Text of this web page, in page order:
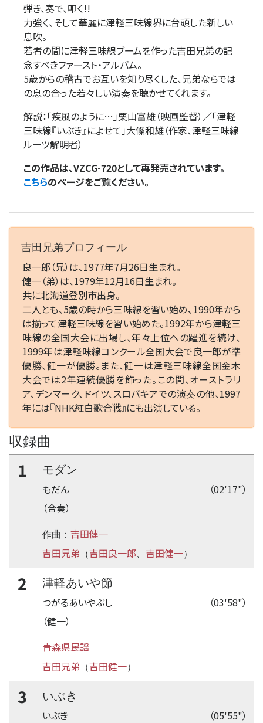
弾き、奏で、叩く!!
力強く、そして華麗に津軽三味線界に台頭した新しい
息吹。
若者の間に津軽三味線ブームを作った吉田兄弟の記
念すべきファースト・アルバム。
5歳からの稽古でお互いを知り尽くした、兄弟ならでは
の息の合った若々しい演奏を聴かせてくれます。
解説：「疾風のように…」栗山富雄（映画監督）／「津軽
三味線『いぶき』によせて」大條和雄（作家、津軽三味線
ルーツ解明者）
この作品は、VZCG-720として再発売されています。
こちらのページをご覧ください。
吉田兄弟プロフィール
良一郎（兄）は、1977年7月26日生まれ。
健一（弟）は、1979年12月16日生まれ。
共に北海道登別市出身。
二人とも、5歳の時から三味線を習い始め、1990年から
は揃って津軽三味線を習い始めた。1992年から津軽三
味線の全国大会に出場し、年々上位への躍進を続け、
1999年は津軽味線コンクール全国大会で良一郎が準
優勝、健一が優勝。また、健一は津軽三味線全国金木
大会では2年連続優勝を飾った。この間、オーストラリ
ア、デンマーク、ドイツ、スロバキアでの演奏の他、1997
年には『NHK紅白歌合戦』にも出演している。
収録曲
1
モダン
（02'17"）
もだん
（合奏）
作曲： 吉田健一
吉田兄弟 （吉田良一郎 吉田健一）
2
津軽あいや節
（03'58"）
つがるあいやぶし
（健一）
青森県民謡
吉田兄弟 （吉田健一）
3
いぶき
（05'55"）
いぶき